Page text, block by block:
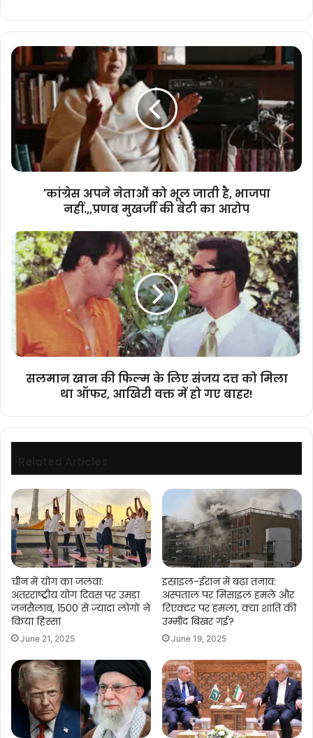
'कांग्रेस
अपने
नेताओं
को
भूल
जाती
भाजपा
नहीं.,,प्रणब
आरोप
'कांग्रेस अपने नेताओं को भूल जाती है, भाजपा
नहीं.,,प्रणब मुखर्जी की बेटी का आरोप
सलमान
खान
की
फिल्म
के
संजय
को
वक्त
में
बाहर!
सलमान खान की फिल्म के लिए संजय दत्त को मिला
था ऑफर, आखिरी वक्त में हो गए बाहर!
चीन में योग का जलवा:
अंतरराष्ट्रीय योग दिवस पर उमड़ा
जनसैलाब, 1500 से ज़्यादा लोगों ने
किया हिस्सा
June 21, 2025
इस्राइल-ईरान में बढ़ा तनाव:
अस्पताल पर मिसाइल हमले और
रिएक्टर पर हमला, क्या शांति की
उम्मीद बिखर गई?
June 19, 2025